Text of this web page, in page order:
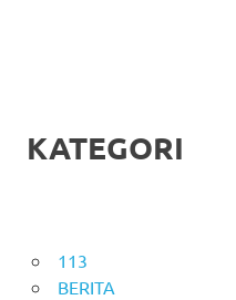
KATEGORI
113
BERITA